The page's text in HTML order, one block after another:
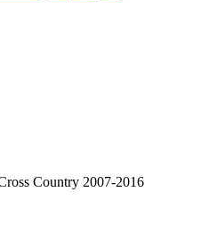
Country 2007-2016